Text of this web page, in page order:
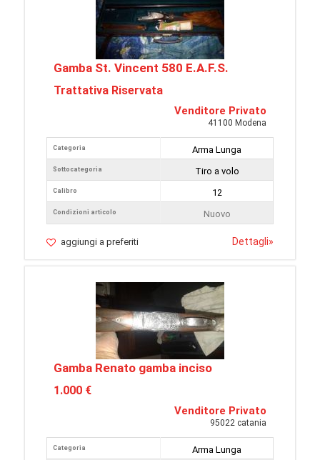
Gamba St. Vincent 580 E.A.F.S.
Trattativa Riservata
Venditore Privato
41100 Modena
Categoria
Sottocategoria
Calibro
Condizioni articolo
Arma Lunga
Tiro a volo
12
Nuovo
aggiungi a preferiti Dettagli»
Gamba Renato gamba inciso
1.000 €
Venditore Privato
95022 catania
Categoria
Arma Lunga